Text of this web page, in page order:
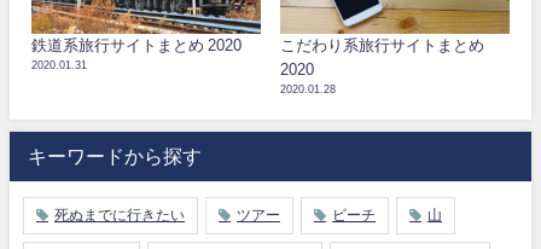
鉄道系旅行サイトまとめ 2020
2020.01.31
こだわり系旅行サイトまとめ
2020
2020.01.28
キーワードから探す
死ぬまでに行きたい ツアー ビーチ 山